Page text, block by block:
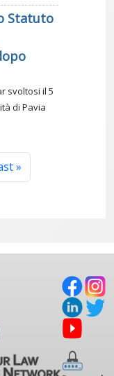
Statuto
svoltosi il 5
di Pavia
page
»